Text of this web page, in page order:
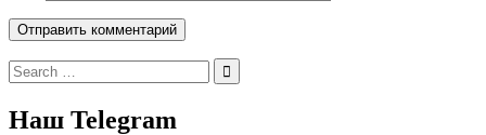
Search
for:
Наш Telegram